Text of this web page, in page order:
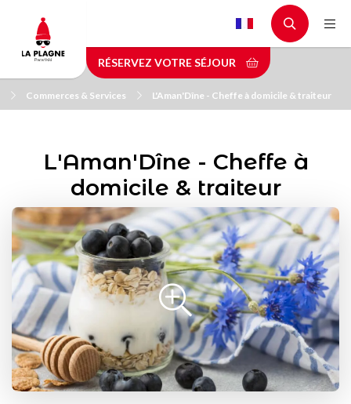
contenu
principal
RÉSERVEZ VOTRE SÉJOUR
Commerces & Services L'Aman'Dîne - Cheffe à domicile & traiteur
L'Aman'Dîne - Cheffe à
domicile & traiteur